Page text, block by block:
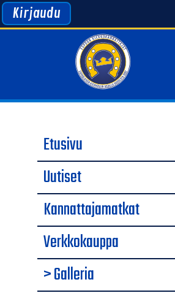
Kirjaudu
Etusivu
Uutiset
Kannattajamatkat
Verkkokauppa
> Galleria